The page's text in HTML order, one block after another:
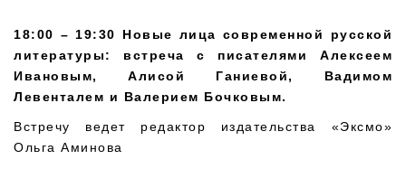
18:00 – 19:30 Новые лица современной русской
литературы: встреча с писателями Алексеем
Ивановым, Алисой Ганиевой, Вадимом
Левенталем и Валерием Бочковым.
Встречу ведет редактор издательства «Эксмо»
Ольга Аминова